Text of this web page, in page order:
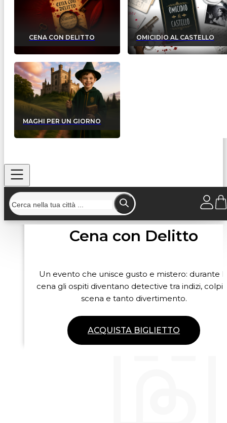
CENA CON DELITTO OMICIDIO AL CASTELLO
MAGHI PER UN GIORNO
Cena con Delitto
Un evento che unisce gusto e mistero: durante
cena gli ospiti diventano detective tra indizi, colpi
scena e tanto divertimento.
ACQUISTA BIGLIETTO